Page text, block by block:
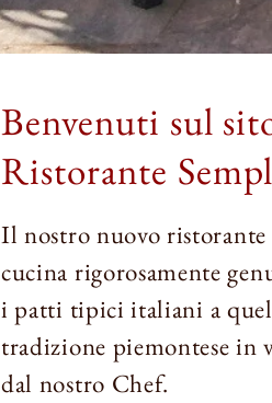
Benvenuti sul
Ristorante
Il nostro nuovo
cucina rigorosamente
i patti tipici italiani a
tradizione piemontese in
dal nostro Chef.